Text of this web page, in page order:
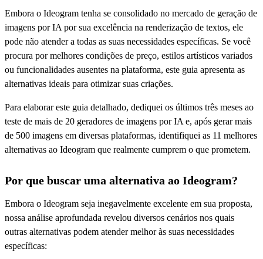
Embora o Ideogram tenha se consolidado no mercado de geração de
imagens por IA por sua excelência na renderização de textos, ele
pode não atender a todas as suas necessidades específicas. Se você
procura por melhores condições de preço, estilos artísticos variados
ou funcionalidades ausentes na plataforma, este guia apresenta as
alternativas ideais para otimizar suas criações.
Para elaborar este guia detalhado, dediquei os últimos três meses ao
teste de mais de 20 geradores de imagens por IA e, após gerar mais
de 500 imagens em diversas plataformas, identifiquei as 11 melhores
alternativas ao Ideogram que realmente cumprem o que prometem.
Por que buscar uma alternativa ao Ideogram?
Embora o Ideogram seja inegavelmente excelente em sua proposta,
nossa análise aprofundada revelou diversos cenários nos quais
outras alternativas podem atender melhor às suas necessidades
específicas: